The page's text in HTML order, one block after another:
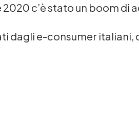
c’è stato un boom
dagli e-consumer italiani,